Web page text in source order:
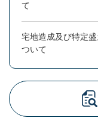
て
宅地造成及び特定
ついて